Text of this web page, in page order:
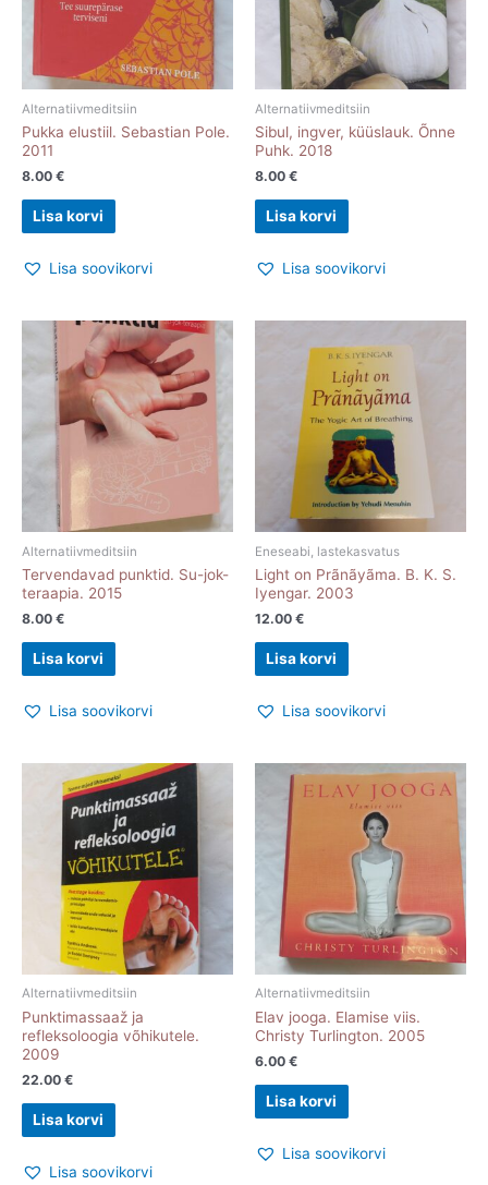
Alternatiivmeditsiin
Pukka elustiil. Sebastian Pole.
2011
8.00 €
Lisa korvi
Lisa soovikorvi
Alternatiivmeditsiin
Sibul, ingver, küüslauk. Õnne
Puhk. 2018
8.00 €
Lisa korvi
Lisa soovikorvi
Alternatiivmeditsiin
Tervendavad punktid. Su-jok-
teraapia. 2015
8.00 €
Lisa korvi
Lisa soovikorvi
Eneseabi, lastekasvatus
Light on Prãnãyãma. B. K. S.
Iyengar. 2003
12.00 €
Lisa korvi
Lisa soovikorvi
Alternatiivmeditsiin
Punktimassaaž ja
refleksoloogia võhikutele.
2009
22.00 €
Lisa korvi
Lisa soovikorvi
Alternatiivmeditsiin
Elav jooga. Elamise viis.
Christy Turlington. 2005
6.00 €
Lisa korvi
Lisa soovikorvi